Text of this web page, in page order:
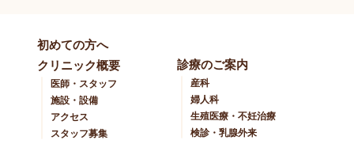
初めての方へ
クリニック概要
医師・スタッフ
施設・設備
アクセス
スタッフ募集
診療のご案内
産科
婦人科
生殖医療・不妊治療
検診・乳腺外来